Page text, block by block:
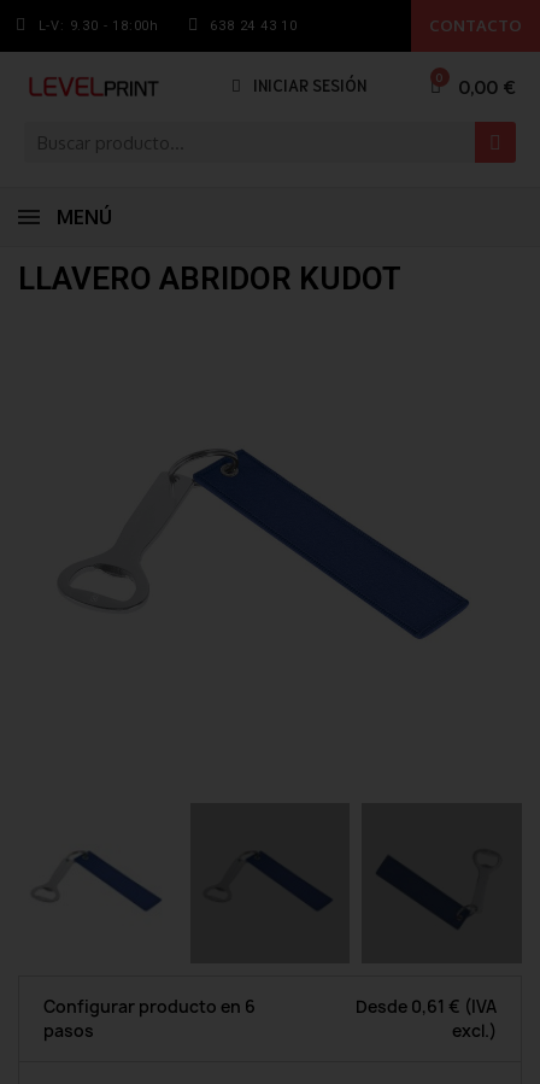
L-V: 9.30 - 18:00h 638 24 43 10 CONTACTO
INICIAR SESIÓN 0,00 €
MENÚ
LLAVERO ABRIDOR KUDOT
Configurar producto en 6
pasos
Desde 0,61 € (IVA
excl.)